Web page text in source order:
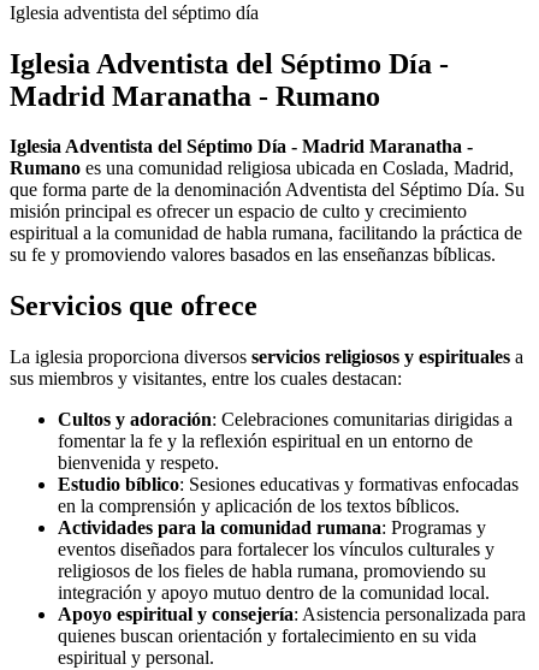
Iglesia adventista del séptimo día
Iglesia Adventista del Séptimo Día -
Madrid Maranatha - Rumano
Iglesia Adventista del Séptimo Día - Madrid Maranatha -
Rumano es una comunidad religiosa ubicada en Coslada, Madrid,
que forma parte de la denominación Adventista del Séptimo Día. Su
misión principal es ofrecer un espacio de culto y crecimiento
espiritual a la comunidad de habla rumana, facilitando la práctica de
su fe y promoviendo valores basados en las enseñanzas bíblicas.
Servicios que ofrece
La iglesia proporciona diversos servicios religiosos y espirituales a
sus miembros y visitantes, entre los cuales destacan:
Cultos y adoración: Celebraciones comunitarias dirigidas a
fomentar la fe y la reflexión espiritual en un entorno de
bienvenida y respeto.
Estudio bíblico: Sesiones educativas y formativas enfocadas
en la comprensión y aplicación de los textos bíblicos.
Actividades para la comunidad rumana: Programas y
eventos diseñados para fortalecer los vínculos culturales y
religiosos de los fieles de habla rumana, promoviendo su
integración y apoyo mutuo dentro de la comunidad local.
Apoyo espiritual y consejería: Asistencia personalizada para
quienes buscan orientación y fortalecimiento en su vida
espiritual y personal.